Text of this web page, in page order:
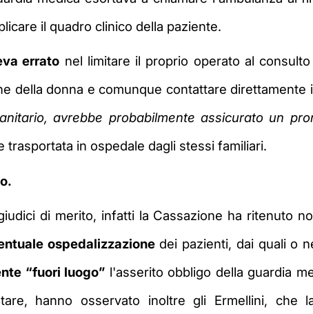
il quadro clinico della paziente.
errato nel limitare il proprio operato al
della donna e comunque contattare direttamente
avrebbe probabilmente assicurato un
trasportata in ospedale dagli stessi familiari.
di merito, infatti la Cassazione ha ritenuto
ospedalizzazionedei pazienti, dai quali o
“fuori luogo” l'asserito obbligo della guardia
hanno osservato inoltre gli Ermellini, che